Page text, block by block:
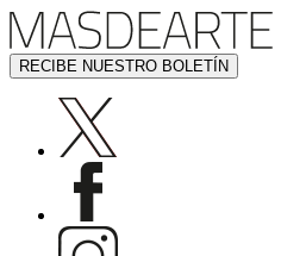
RECIBE NUESTRO BOLETÍN